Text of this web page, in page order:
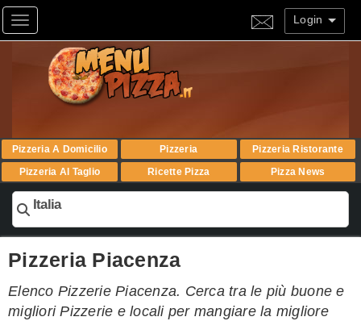
Toggle navigation Login
Pizzeria A Domicilio Pizzeria
Pizzeria Ristorante
Pizzeria Al Taglio
Ricette Pizza Pizza News
Italia
Pizzeria Piacenza
Elenco Pizzerie Piacenza. Cerca tra le più buone e
migliori Pizzerie e locali per mangiare la migliore